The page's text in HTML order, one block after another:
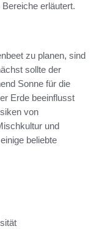
erläutert.
zu planen, sind
sollte der
Sonne für die
Erde beeinflusst
von
und
beliebte